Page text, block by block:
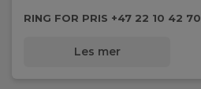
RING FOR PRIS +47 22 10 42 70
Les mer